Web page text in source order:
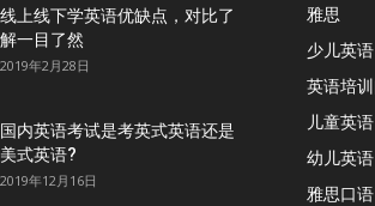
线上线下学英语优缺点，对比了
解一目了然
2019年2月28日
国内英语考试是考英式英语还是
美式英语?
2019年12月16日
雅思
少儿英语
英语培
儿童英语
幼儿英语
雅思口语